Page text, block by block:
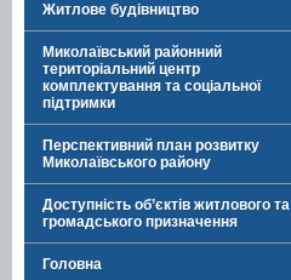
Житлове будівництво
Миколаївський районний
територіальний центр
комплектування та соціальної
підтримки
Перспективний план розвитку
Миколаївського району
Доступність об’єктів житлового та
громадського призначення
Головна